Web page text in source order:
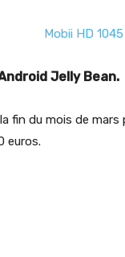
Jelly Bean.
fin du mois de
euros.